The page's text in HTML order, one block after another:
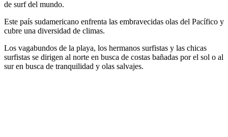
de surf del mundo.
Este país sudamericano enfrenta las embravecidas olas del Pacífico y
cubre una diversidad de climas.
Los vagabundos de la playa, los hermanos surfistas y las chicas
surfistas se dirigen al norte en busca de costas bañadas por el sol o al
sur en busca de tranquilidad y olas salvajes.